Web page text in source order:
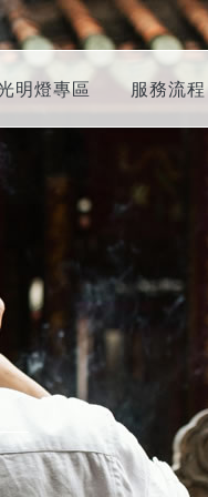
明燈專區 服務流程